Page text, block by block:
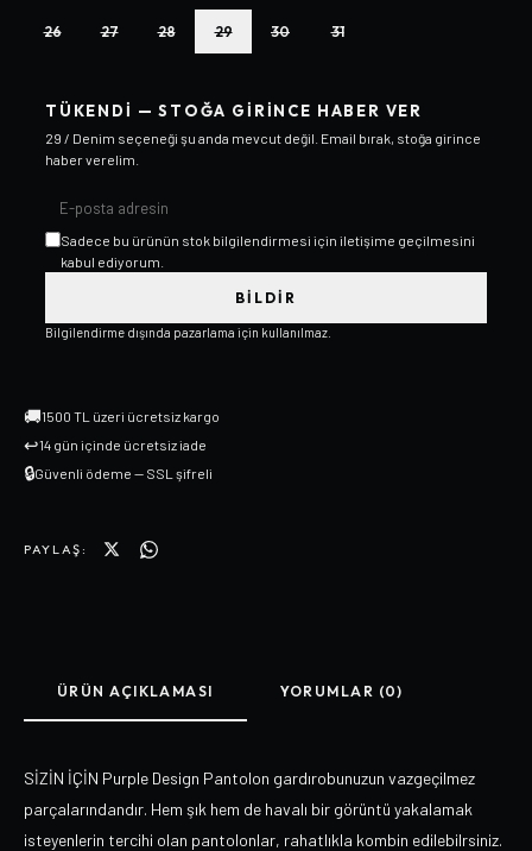
26 27 28 29 30 31
TÜKENDI — STOĞA GIRINCE HABER VER
29 / Denim seçeneği şu anda mevcut değil. Email bırak, stoğa girince
haber verelim.
Sadece bu ürünün stok bilgilendirmesi için iletişime geçilmesini
kabul ediyorum.
BILDIR
Bilgilendirme dışında pazarlama için kullanılmaz.
🚚1500 TL üzeri ücretsiz kargo
↩14 gün içinde ücretsiz iade
🔒Güvenli ödeme — SSL şifreli
PAYLAŞ:
ÜRÜN AÇIKLAMASI YORUMLAR (0)
SİZİN İÇİN Purple Design Pantolon gardırobunuzun vazgeçilmez
parçalarındandır. Hem şık hem de havalı bir görüntü yakalamak
isteyenlerin tercihi olan pantolonlar, rahatlıkla kombin edilebilrsiniz.